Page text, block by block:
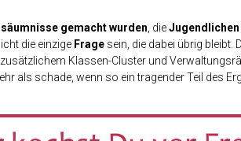
gemacht wurden , dieJugendlichen
die einzige Frage sein, die dabei übrig bleibt.
Klassen-Cluster und
als schade, wenn so ein tragender Teil des